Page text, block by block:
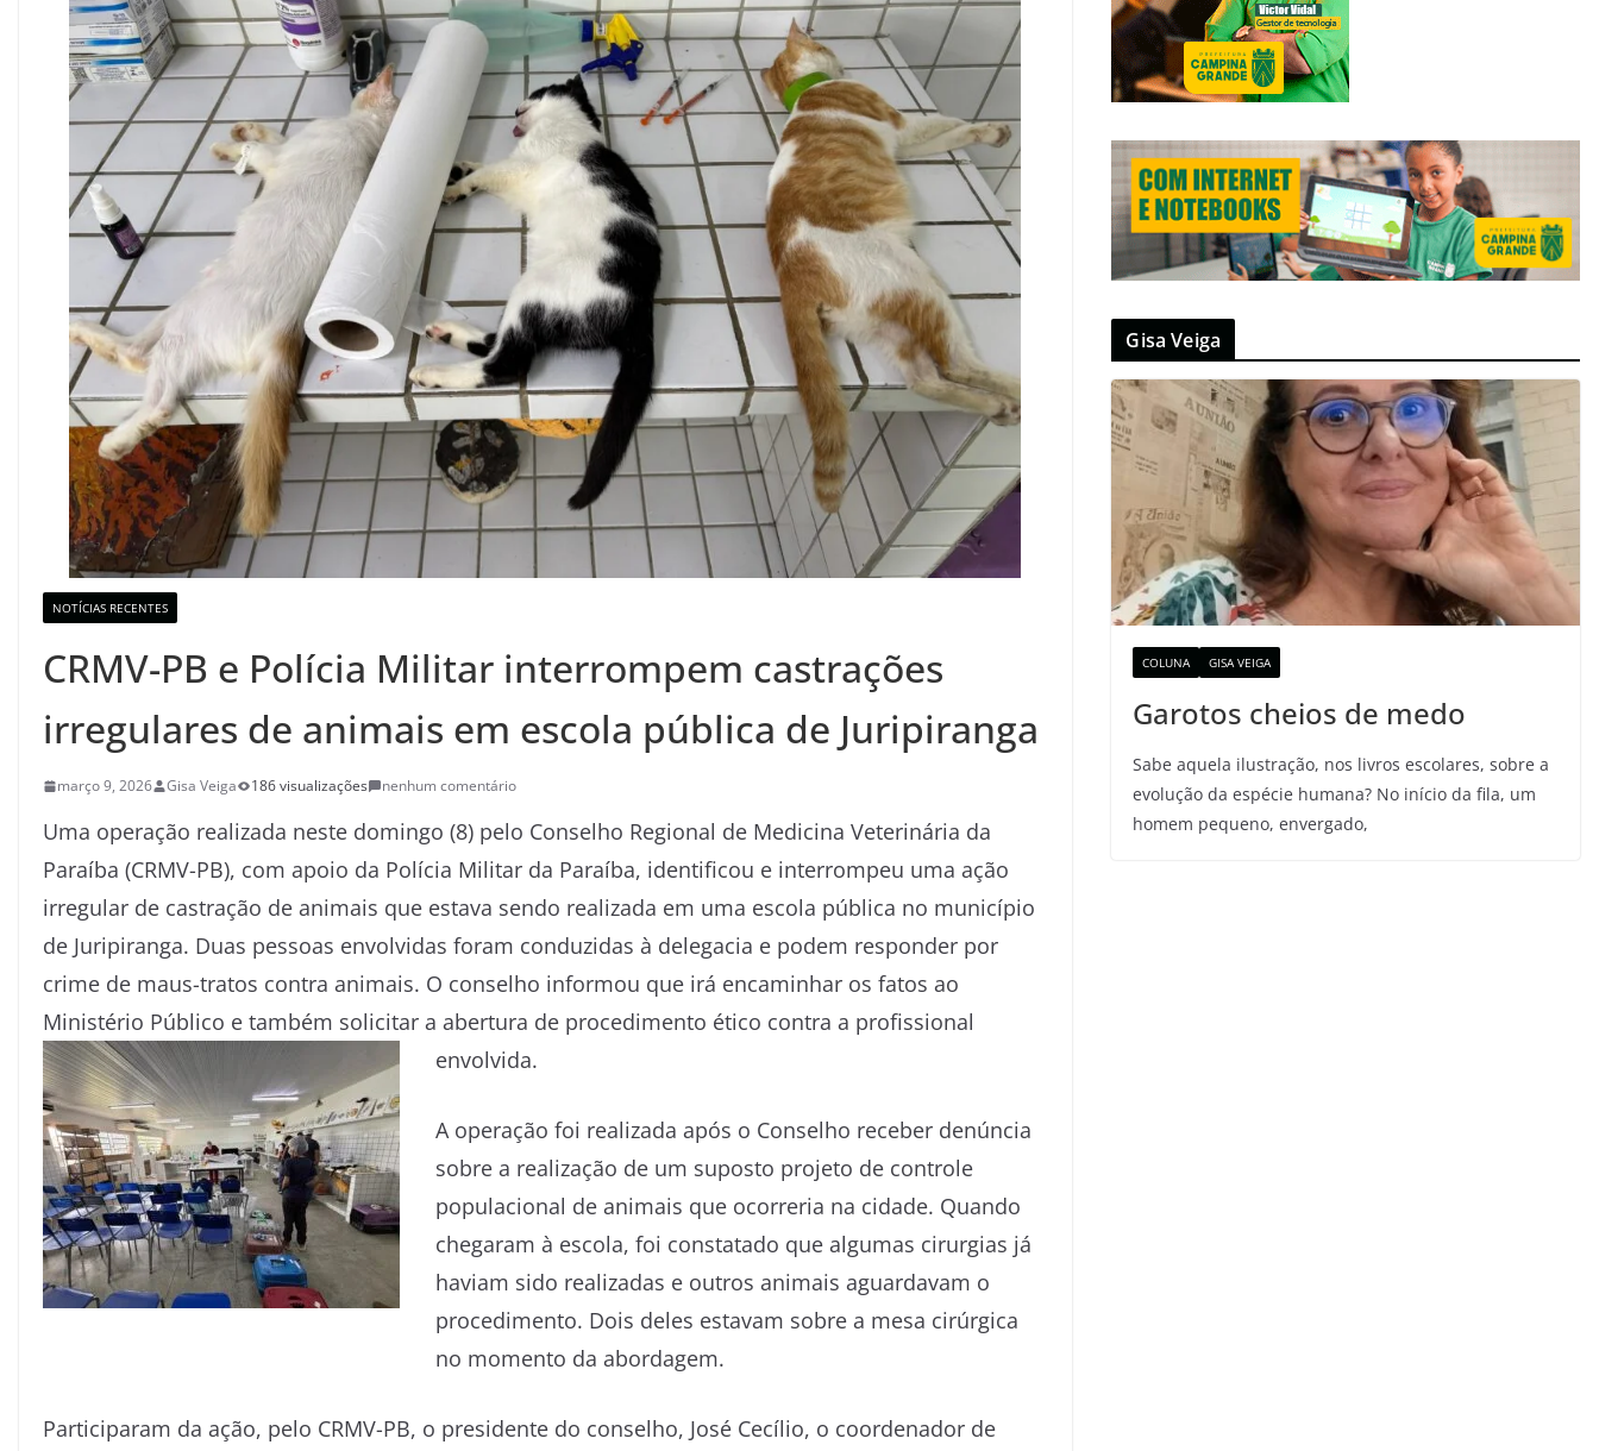
NOTÍCIAS RECENTES
CRMV-PB e Polícia Militar interrompem castrações
irregulares de animais em escola pública de Juripiranga
março 9, 2026 Gisa Veiga 186 visualizações nenhum comentário
Uma operação realizada neste domingo (8) pelo Conselho Regional de Medicina Veterinária da
Paraíba (CRMV-PB), com apoio da Polícia Militar da Paraíba, identificou e interrompeu uma ação
irregular de castração de animais que estava sendo realizada em uma escola pública no município
de Juripiranga. Duas pessoas envolvidas foram conduzidas à delegacia e podem responder por
crime de maus-tratos contra animais. O conselho informou que irá encaminhar os fatos ao
Ministério Público e também solicitar a abertura de procedimento ético contra a profissional
envolvida.
A operação foi realizada após o Conselho receber denúncia
sobre a realização de um suposto projeto de controle
populacional de animais que ocorreria na cidade. Quando
chegaram à escola, foi constatado que algumas cirurgias já
haviam sido realizadas e outros animais aguardavam o
procedimento. Dois deles estavam sobre a mesa cirúrgica
no momento da abordagem.
Participaram da ação, pelo CRMV-PB, o presidente do conselho, José Cecílio, o coordenador de
Gisa Veiga
COLUNA GISA VEIGA
Garotos cheios de medo
Sabe aquela ilustração, nos livros escolares, sobre a
evolução da espécie humana? No início da fila, um
homem pequeno, envergado,